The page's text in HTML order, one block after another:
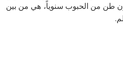
بما متوسطه ​​45 مليون طن من الحبوب سنوياً، هي من بين